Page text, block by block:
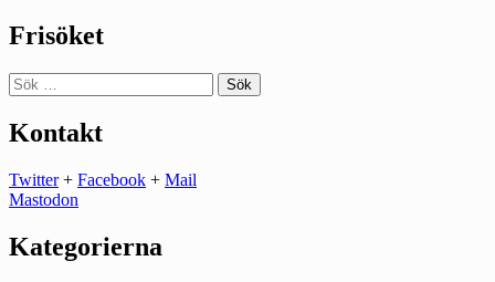
Frisöket
Sök
efter:
Kontakt
Twitter+ Facebook + Mail
Mastodon
Kategorierna